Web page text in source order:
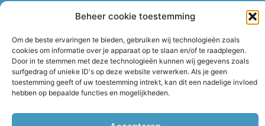
Beheer cookie toestemming
Om de beste ervaringen te bieden, gebruiken wij technologieën zoals
cookies om informatie over je apparaat op te slaan en/of te raadplegen.
Door in te stemmen met deze technologieën kunnen wij gegevens zoals
surfgedrag of unieke ID's op deze website verwerken. Als je geen
toestemming geeft of uw toestemming intrekt, kan dit een nadelige invloed
hebben op bepaalde functies en mogelijkheden.
Algemene Voorwaarden
consumenten
Algemene Voorwaarden niet-
consumenten